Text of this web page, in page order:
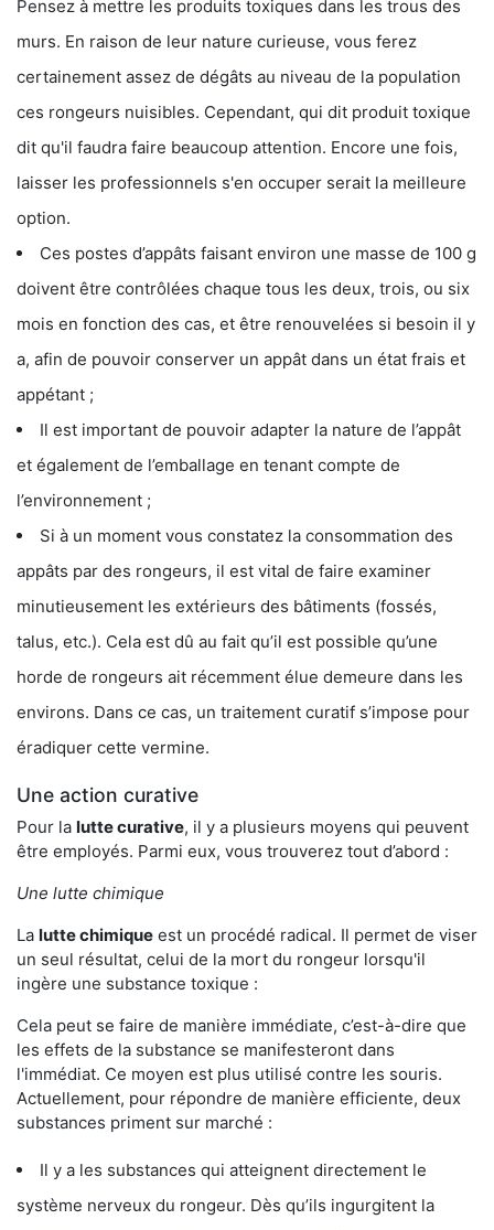
Pensez à mettre les produits toxiques dans les trous des
murs. En raison de leur nature curieuse, vous ferez
certainement assez de dégâts au niveau de la population
ces rongeurs nuisibles. Cependant, qui dit produit toxique
dit qu'il faudra faire beaucoup attention. Encore une fois,
laisser les professionnels s'en occuper serait la meilleure
option.
Ces postes d’appâts faisant environ une masse de 100 g
doivent être contrôlées chaque tous les deux, trois, ou six
mois en fonction des cas, et être renouvelées si besoin il y
a, afin de pouvoir conserver un appât dans un état frais et
appétant ;
Il est important de pouvoir adapter la nature de l’appât
et également de l’emballage en tenant compte de
l’environnement ;
Si à un moment vous constatez la consommation des
appâts par des rongeurs, il est vital de faire examiner
minutieusement les extérieurs des bâtiments (fossés,
talus, etc.). Cela est dû au fait qu’il est possible qu’une
horde de rongeurs ait récemment élue demeure dans les
environs. Dans ce cas, un traitement curatif s’impose pour
éradiquer cette vermine.
Une action curative
Pour la lutte curative, il y a plusieurs moyens qui peuvent
être employés. Parmi eux, vous trouverez tout d’abord :
Une lutte chimique
La lutte chimique est un procédé radical. Il permet de viser
un seul résultat, celui de la mort du rongeur lorsqu'il
ingère une substance toxique :
Cela peut se faire de manière immédiate, c’est-à-dire que
les effets de la substance se manifesteront dans
l'immédiat. Ce moyen est plus utilisé contre les souris.
Actuellement, pour répondre de manière efficiente, deux
substances priment sur marché :
Il y a les substances qui atteignent directement le
système nerveux du rongeur. Dès qu’ils ingurgitent la